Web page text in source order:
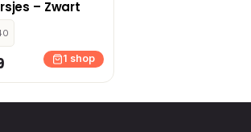
– Zwart
1 shop